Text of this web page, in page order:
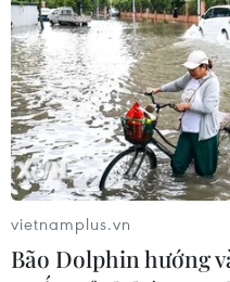
vietnamplus.vn
Bão Dolphin hướng